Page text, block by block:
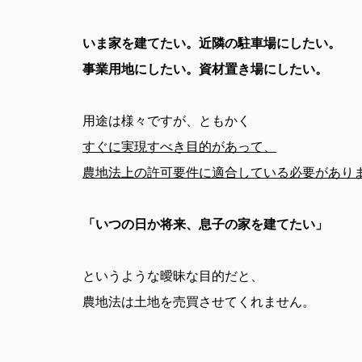
いま家を建てたい。近隣の駐車場にしたい。
事業用地にしたい。資材置き場にしたい。
用途は様々ですが、ともかく
すぐに実現すべき目的があって、
農地法上の許可要件に適合している必要があり
「いつの日か将来、息子の家を建てたい」
というような曖昧な目的だと、
農地法は土地を売買させてくれません。